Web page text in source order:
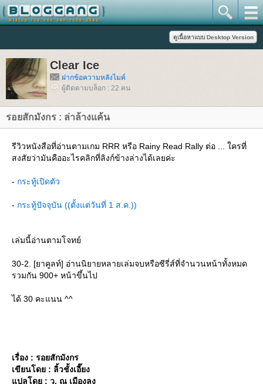
Clear Ice
ฝากข้อความหลังไมค์
ผู้ติดตามบล็อก : 22 คน
รอยสักมังกร : ล่าล้างแค้น
รีวิวหนังสือที่อ่านตามเกม RRR หรือ Rainy Read Rally ต่อ ... ใครที่
สงสัยว่ามันคืออะไรคลิกที่ลิงก์ข้างล่างได้เลยค่ะ
- กระทู้เปิดตัว
- กระทู้ปัจจุบัน ((ตั้งแต่วันที่ 1 ส.ค.))
เล่มนี้อ่านตามโจทย์
30-2. [ยาคูลท์] อ่านนิยายหลายเล่มจบหรือซีรี่ส์ที่จำนวนหน้าทั้งหมด
รวมกัน 900+ หน้าขึ้นไป
ได้ 30 คะแนน ^^
เรื่อง : รอยสักมังกร
เขียนโดย : ลิ้วชั้งเอี๊ยง
ปลโดย : ว. ณ เมืองลุง